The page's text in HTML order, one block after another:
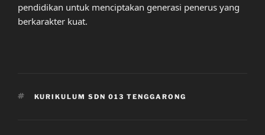
pendidikan untuk menciptakan generasi penerus yang
berkarakter kuat.
TAGS
KURIKULUM SDN 013 TENGGARONG